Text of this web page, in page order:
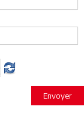
Envoyer